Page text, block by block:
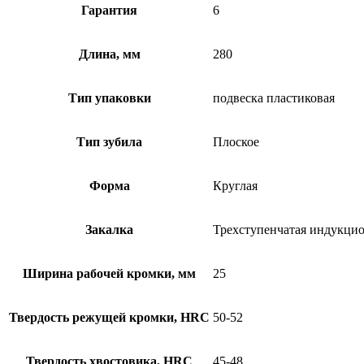
Гарантия 6
Длина, мм 280
Тип упаковки подвеска пластиковая
Тип зубила Плоское
Форма Круглая
Закалка Трехступенчатая
Ширина рабочей кромки, мм 25
Твердость режущей кромки, HRC 50-52